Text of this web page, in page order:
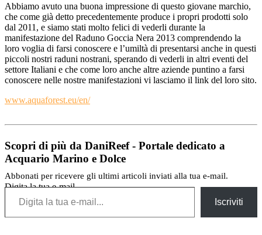
Abbiamo avuto una buona impressione di questo giovane marchio,
che come già detto precedentemente produce i propri prodotti solo
dal 2011, e siamo stati molto felici di vederli durante la
manifestazione del Raduno Goccia Nera 2013 comprendendo la
loro voglia di farsi conoscere e l’umiltà di presentarsi anche in questi
piccoli nostri raduni nostrani, sperando di vederli in altri eventi del
settore Italiani e che come loro anche altre aziende puntino a farsi
conoscere nelle nostre manifestazioni vi lasciamo il link del loro sito.
www.aquaforest.eu/en/
Scopri di più da DaniReef - Portale dedicato a
Acquario Marino e Dolce
Abbonati per ricevere gli ultimi articoli inviati alla tua e-mail.
Digita la tua e-mail...
Iscriviti